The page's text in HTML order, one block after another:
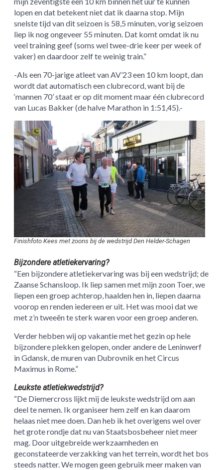
lopen en dat betekent niet dat ik daarna stop. Mijn
snelste tijd van dit seizoen is 58,5 minuten, vorig seizoen
liep ik nog ongeveer 55 minuten. Dat komt omdat ik nu
veel training geef (soms wel twee-drie keer per week of
vaker) en daardoor zelf te weinig train.”
-Als een 70-jarige atleet van AV’23 een 10 km loopt, dan
wordt dat automatisch een clubrecord, want bij de
‘mannen 70’ staat er op dit moment maar één clubrecord
van Lucas Bakker (de halve Marathon in 1:51,45).-
Finishfoto Kees met zoons bij de wedstrijd Den Helder-Schagen
Bijzondere atletiekervaring?
“Een bijzondere atletiekervaring was bij een wedstrijd; de
Zaanse Schansloop. Ik liep samen met mijn zoon Toer, we
liepen een groep achterop, haalden hen in, liepen daarna
voorop en renden iedereen er uit. Het was mooi dat we
met z’n tweeën te sterk waren voor een groep anderen.
Verder hebben wij op vakantie met het gezin op hele
bijzondere plekken gelopen, onder andere de Leninwerf
in Gdansk, de muren van Dubrovnik en het Circus
Maximus in Rome.”
Leukste atletiekwedstrijd?
“De Diemercross lijkt mij de leukste wedstrijd om aan
deel te nemen. Ik organiseer hem zelf en kan daarom
helaas niet mee doen. Dan heb ik het overigens wel over
het grote rondje dat nu van Staatsbosbeheer niet meer
mag. Door uitgebreide werkzaamheden en
geconstateerde verzakking van het terrein, wordt het bos
steeds natter. We mogen geen gebruik meer maken van